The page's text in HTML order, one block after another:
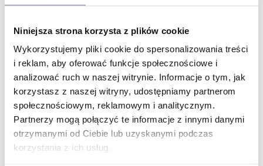
Niniejsza strona korzysta z plików cookie
Wykorzystujemy pliki cookie do spersonalizowania treści
i reklam, aby oferować funkcje społecznościowe i
analizować ruch w naszej witrynie. Informacje o tym, jak
korzystasz z naszej witryny, udostępniamy partnerom
społecznościowym, reklamowym i analitycznym.
Partnerzy mogą połączyć te informacje z innymi danymi
otrzymanymi od Ciebie lub uzyskanymi podczas
korzystania z ich usług.
Sekcja ochrony środowiska w nowej
formie
Lipiec 2022
Niedawno zaktualizowaliśmy sekcję dotyczącą
zrównoważonego rozwoju w menu „Nasza